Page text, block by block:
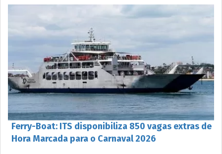
Ferry-Boat: ITS disponibiliza 850 vagas extras de
Hora Marcada para o Carnaval 2026